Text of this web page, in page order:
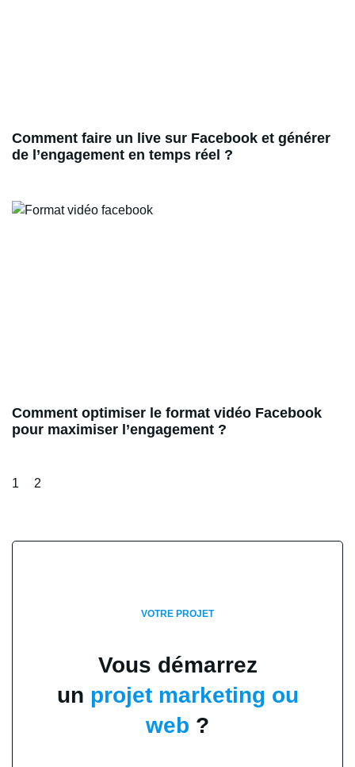
Comment faire un live sur Facebook et générer
de l’engagement en temps réel ?
Comment optimiser le format vidéo Facebook
pour maximiser l’engagement ?
1 2
VOTRE PROJET
Vous démarrez
un projet marketing ou
web ?